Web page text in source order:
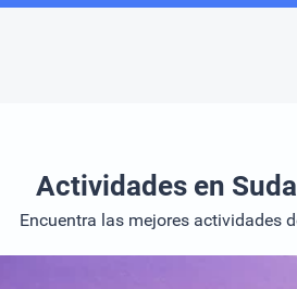
Actividades en
Encuentra las mejores actividades